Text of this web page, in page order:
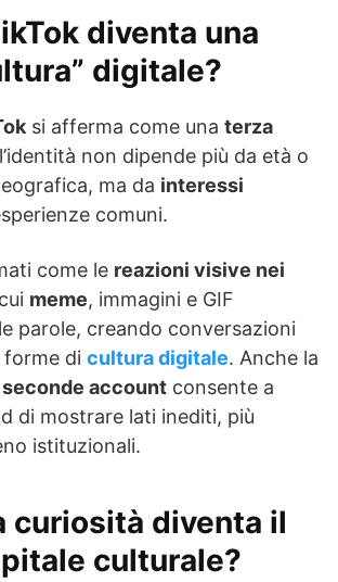
diventa una
digitale?
si afferma come una terza
non dipende più da età o
ma da interessi
comuni.
come le reazioni visive nei
meme, immagini e GIF
parole, creando conversazioni
forme di cultura digitale. Anche la
seconde account consente a
di mostrare lati inediti, più
istituzionali.
curiosità diventa il
culturale?